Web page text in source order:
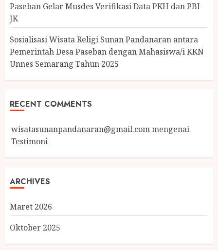
Paseban Gelar Musdes Verifikasi Data PKH dan PBI
JK
Sosialisasi Wisata Religi Sunan Pandanaran antara
Pemerintah Desa Paseban dengan Mahasiswa/i KKN
Unnes Semarang Tahun 2025
RECENT COMMENTS
wisatasunanpandanaran@gmail.commengenai
Testimoni
ARCHIVES
Maret 2026
Oktober 2025